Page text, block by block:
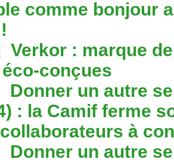
comme bonjour
Verkor : marque
conçues
Donner un autre
: la Camif ferme
à
Donner un autre